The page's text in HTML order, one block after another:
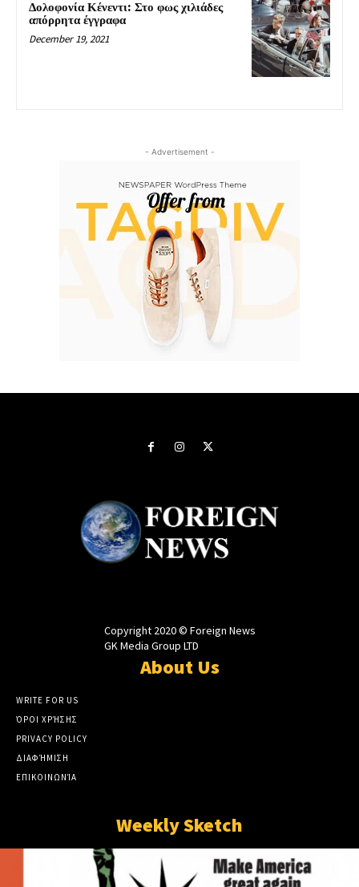
Δολοφονία Κένεντι: Στο φως χιλιάδες
απόρρητα έγγραφα
December 19, 2021
- Advertisement -
Copyright 2020 © Foreign News
GK Media Group LTD
About Us
WRITE FOR US
ΌΡΟΙ ΧΡΉΣΗΣ
PRIVACY POLICY
ΔΙΑΦΉΜΙΣΗ
ΕΠΙΚΟΙΝΩΝΊΑ
Weekly Sketch